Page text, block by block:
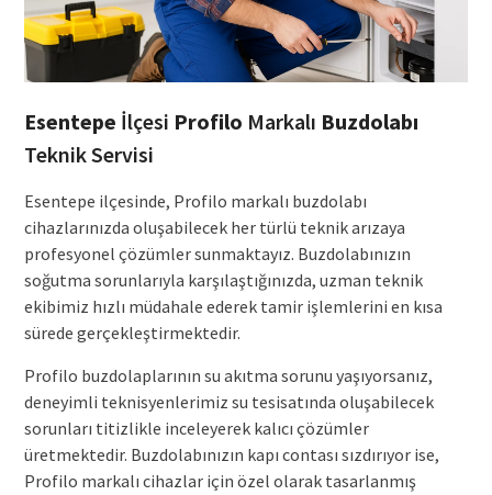
Esentepe İlçesi Profilo Markalı Buzdolabı
Teknik Servisi
Esentepe ilçesinde, Profilo markalı buzdolabı
cihazlarınızda oluşabilecek her türlü teknik arızaya
profesyonel çözümler sunmaktayız. Buzdolabınızın
soğutma sorunlarıyla karşılaştığınızda, uzman teknik
ekibimiz hızlı müdahale ederek tamir işlemlerini en kısa
sürede gerçekleştirmektedir.
Profilo buzdolaplarının su akıtma sorunu yaşıyorsanız,
deneyimli teknisyenlerimiz su tesisatında oluşabilecek
sorunları titizlikle inceleyerek kalıcı çözümler
üretmektedir. Buzdolabınızın kapı contası sızdırıyor ise,
Profilo markalı cihazlar için özel olarak tasarlanmış